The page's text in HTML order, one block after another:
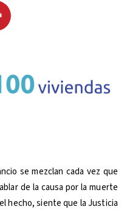
se mezclan cada vez que
de la causa por la muerte
hecho, siente que la Justicia